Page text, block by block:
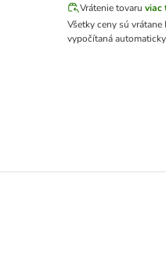
Vrátenie tovaru viac
Všetky ceny sú vrátane
vypočítaná